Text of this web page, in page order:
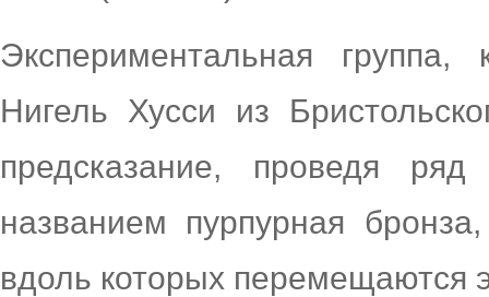
Экспериментальная группа,
Нигель Хусси из
предсказание, проведя
названием пурпурная
вдоль которых перемещаются